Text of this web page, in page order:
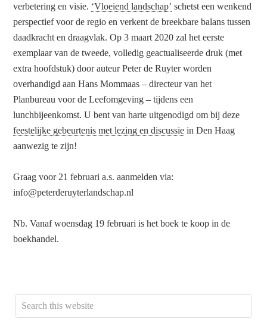
verbetering en visie. ‘Vloeiend landschap’ schetst een wenkend
perspectief voor de regio en verkent de breekbare balans tussen
daadkracht en draagvlak. Op 3 maart 2020 zal het eerste
exemplaar van de tweede, volledig geactualiseerde druk (met
extra hoofdstuk) door auteur Peter de Ruyter worden
overhandigd aan Hans Mommaas – directeur van het
Planbureau voor de Leefomgeving – tijdens een
lunchbijeenkomst. U bent van harte uitgenodigd om bij deze
feestelijke gebeurtenis met lezing en discussie in Den Haag
aanwezig te zijn!
Graag voor 21 februari a.s. aanmelden via:
info@peterderuyterlandschap.nl
Nb. Vanaf woensdag 19 februari is het boek te koop in de
boekhandel.